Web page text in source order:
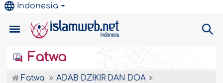
Indonesia
Fatwa
Fatwa
ADAB DZIKIR DAN DOA